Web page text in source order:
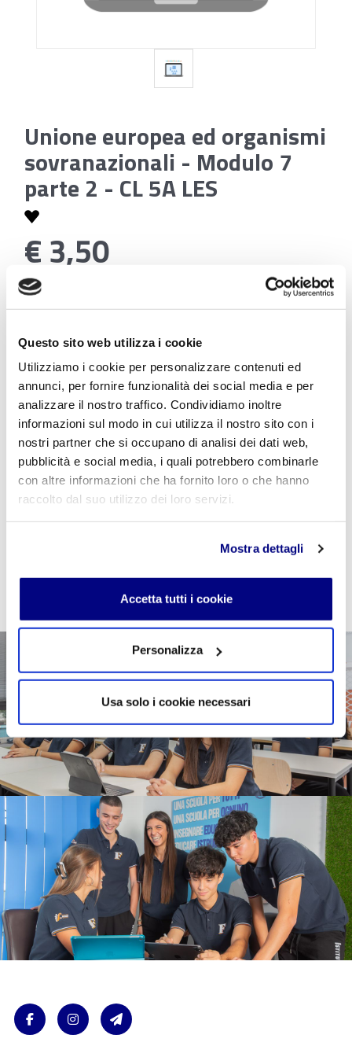
Questo sito web utilizza i cookie
Utilizziamo i cookie per personalizzare contenuti ed
annunci, per fornire funzionalità dei social media e per
analizzare il nostro traffico. Condividiamo inoltre
informazioni sul modo in cui utilizza il nostro sito con i
nostri partner che si occupano di analisi dei dati web,
pubblicità e social media, i quali potrebbero combinarle
con altre informazioni che ha fornito loro o che hanno
raccolto dal suo utilizzo dei loro servizi.
Mostra dettagli
Accetta tutti i cookie
Personalizza
Usa solo i cookie necessari
Unione europea ed organismi
sovranazionali - Modulo 7
parte 2 - CL 5A LES
€ 3,50
Codice:
Unione europea ed organismi sovranazionali -
Se sei studente della scuola utilizza il coupon
"CPVIDEOPILLOLA" in fase di checkout per azzerare
il costo della VideoPillola